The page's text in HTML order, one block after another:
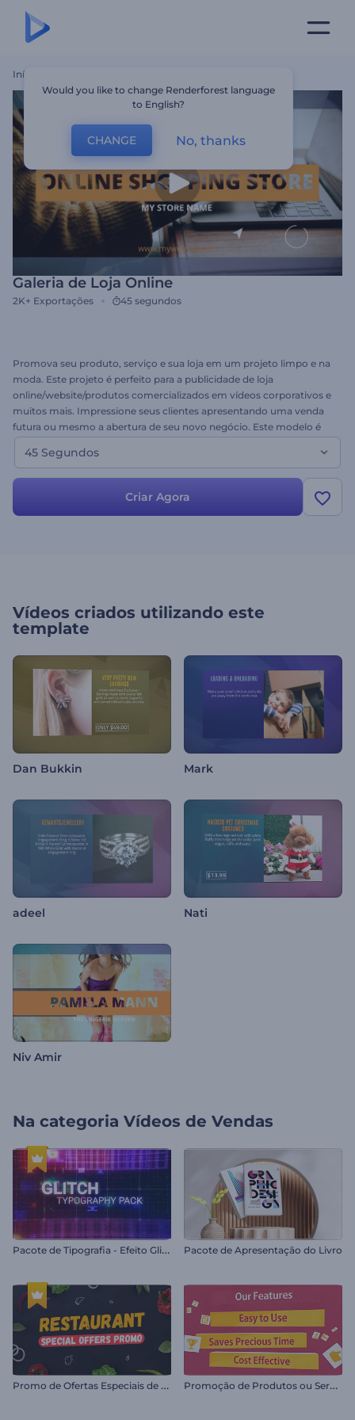
Início
Galeria de Loja Online
2K+ Exportações 45 segundos
Promova seu produto, serviço e sua loja em um projeto limpo e na
moda. Este projeto é perfeito para a publicidade de loja
online/website/produtos comercializados em vídeos corporativos e
muitos mais. Impressione seus clientes apresentando uma venda
futura ou mesmo a abertura de seu novo negócio. Este modelo é
fácil de criar, personalizar e compartilhar. Experimente-o para
promover uma venda, algo especial, ou apenas um produto novo
45 Segundos
Criar Agora
Vídeos criados utilizando este
template
Dan Bukkin Mark
adeel Nati
Niv Amir
Na categoria Vídeos de Vendas
P
acote de Tipografia - Efeito Glitch Pacote de Apresentação do Livro
P
romo de Ofertas Especiais de Restaurante P
romoção de Produtos ou Serviços
Would you like to change Renderforest language
to English?
CHANGE No, thanks